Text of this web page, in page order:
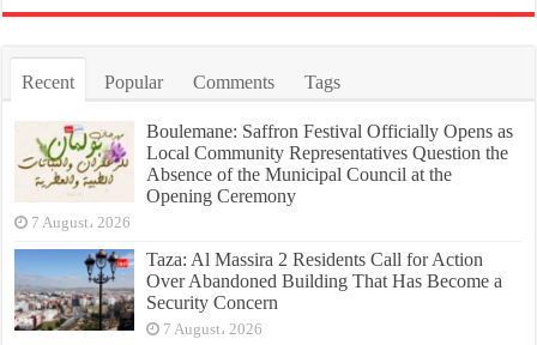
Recent Popular Comments Tags
Boulemane: Saffron Festival Officially Opens as
Local Community Representatives Question the
Absence of the Municipal Council at the
Opening Ceremony
7 August، 2026
Taza: Al Massira 2 Residents Call for Action
Over Abandoned Building That Has Become a
Security Concern
7 August، 2026